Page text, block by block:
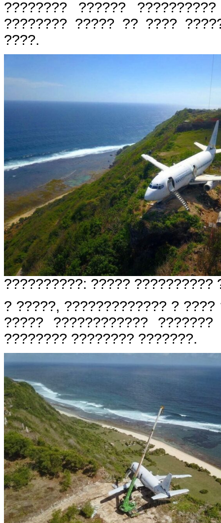
???????? ??????
???????? ????? ?? ????
????.
??????????: ????? ??????????
? ?????, ????????????? ?
????? ????????????
???????? ???????? ???????.